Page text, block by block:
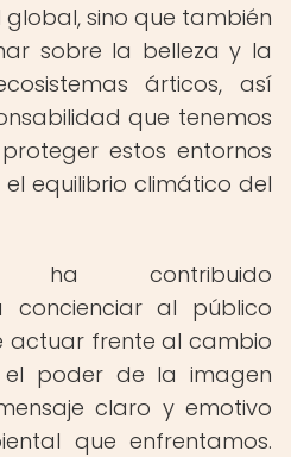
global, sino que también
sobre la belleza y la
árticos, así
que tenemos
estos entornos
equilibrio climático del
ha contribuido
concienciar al público
actuar frente al cambio
el poder de la imagen
claro y emotivo
que enfrentamos.